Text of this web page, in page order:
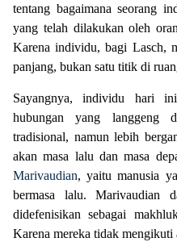
tentang bagaimana seorang
yang telah dilakukan oleh
Karena individu, bagi Lasch,
panjang, bukan satu titik di
Sayangnya, individu hari
hubungan yang langgeng
tradisional, namun lebih
akan masa lalu dan masa
Marivaudian, yaitu manusia
bermasa lalu. Marivaudian
didefenisikan sebagai
Karena mereka tidak mengikuti